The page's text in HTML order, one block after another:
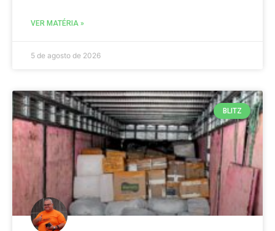
VER MATÉRIA »
5 de agosto de 2026
BLITZ